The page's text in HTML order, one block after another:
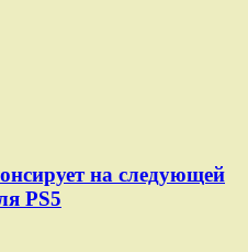
на следующей
PS5